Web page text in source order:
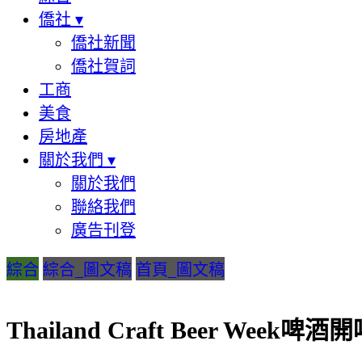
僑社 ▾
僑社新聞
僑社賀詞
工商
美食
房地產
關於我們 ▾
關於我們
聯絡我們
廣告刊登
綜合 綜合_圖文稿 首頁_圖文稿
Thailand Craft Beer Week啤酒開